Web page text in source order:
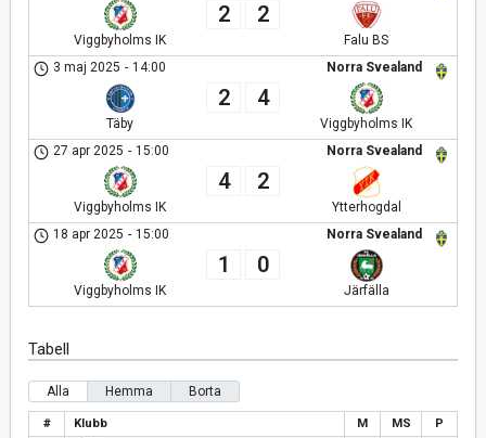
Viggbyholms IK
2 2
Falu BS
Norra Svealand
3 maj 2025 - 14:00
Täby
2 4
Viggbyholms IK
Norra Svealand
27 apr 2025 - 15:00
Viggbyholms IK
4 2
Ytterhogdal
Norra Svealand
18 apr 2025 - 15:00
Viggbyholms IK
1 0
Järfälla
Tabell
Alla Hemma Borta
# Klubb M MS P